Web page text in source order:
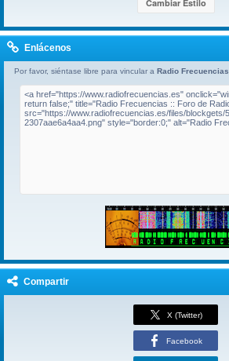
Enlácenos
Por favor, siéntase libre para vincular a Radio Frecuencias
Compartir
X (Twitter)
Facebook